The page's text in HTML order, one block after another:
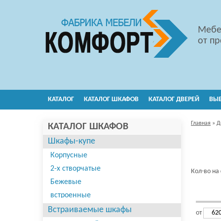
от
КАТАЛОГ КАТАЛОГ ШКАФОВ КАТАЛОГ ДВЕРЕЙ
КАТАЛОГ ШКАФОВ
Шкафы-купе
Корпусные
2-х створчатые
Бежевые
встроенные
в классическом стиле
Встраиваемые шкафы
Главная »
Кол-во на
от